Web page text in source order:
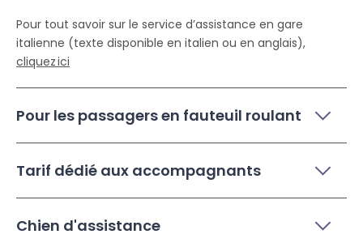
Pour tout savoir sur le service d’assistance en gare
italienne (texte disponible en italien ou en anglais),
cliquez ici
Pour les passagers en fauteuil roulant
Tarif dédié aux accompagnants
Chien d'assistance